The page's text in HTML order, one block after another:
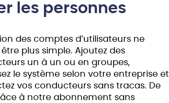
les personnes
des comptes d’utilisateurs ne
plus simple. Ajoutez des
un à un ou en groupes,
le système selon votre entreprise et
vos conducteurs sans tracas. De
à notre abonnement sans